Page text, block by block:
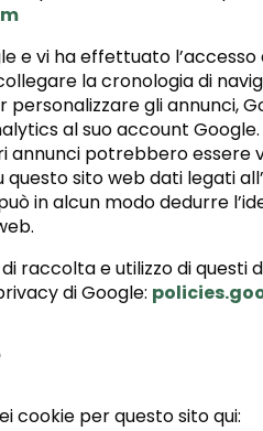
e vi ha effettuato
la cronologia di
gli annunci,
al suo account Google.
annunci potrebbero essere
sito web dati legati
può in alcun modo dedurre
raccolta e utilizzo di questi
di Google:
cookie per questo sito qui: